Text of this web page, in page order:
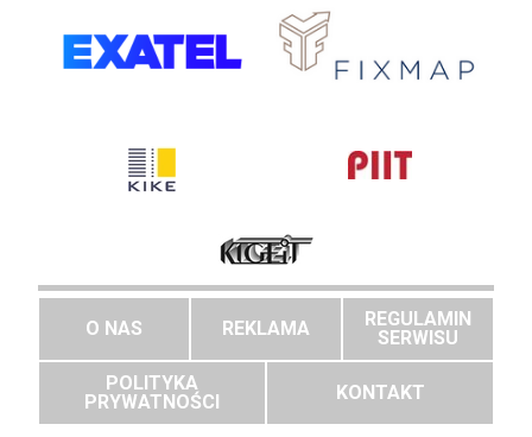
O NAS REKLAMA
REGULAMIN
SERWISU
POLITYKA
PRYWATNOŚCI
KONTAKT